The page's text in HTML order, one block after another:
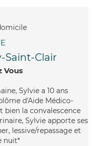
Saint-Clair
Vous
Sylvie a 10 ans
d'Aide Médico-
bien la convalescence
Sylvie apporte ses
lessive/repassage et
nuit*